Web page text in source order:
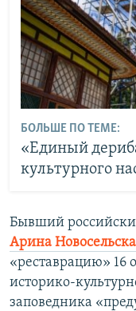
БОЛЬШЕ ПО ТЕМЕ:
«Единый
культурного
Бывший
Арина
«реставрацию» 16
историко-
заповедника